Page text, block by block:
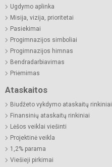
Ugdymo aplinka
Misija, vizija, prioritetai
Pasiekimai
Progimnazijos simboliai
Progimnazijos himnas
Bendradarbiavimas
Priėmimas
Ataskaitos
Biudžeto vykdymo ataskaitų rinkiniai
Finansinių ataskaitų rinkiniai
Lėšos veiklai viešinti
Projektinė veikla
1,2% parama
Viešieji pirkimai